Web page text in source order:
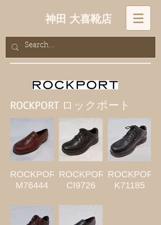
神田 大喜靴店
ROCKPORT ロックポート
ROCKPORT
M76444
ROCKPORT
CI9726
ROCKPORT
K71185